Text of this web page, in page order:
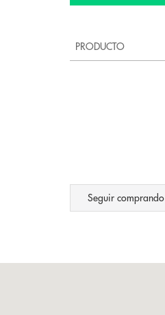
PRODUCTO
Seguir comprando